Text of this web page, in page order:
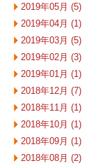
2019年05月 (5)
2019年04月 (1)
2019年03月 (5)
2019年02月 (3)
2019年01月 (1)
2018年12月 (7)
2018年11月 (1)
2018年10月 (1)
2018年09月 (1)
2018年08月 (2)